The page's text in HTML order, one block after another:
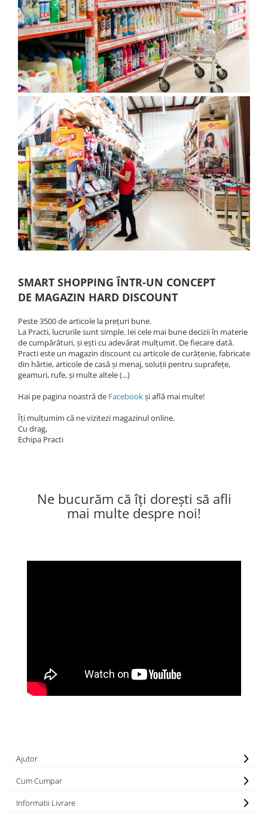
SMART SHOPPING ÎNTR-UN CONCEPT
DE MAGAZIN HARD DISCOUNT
Peste 3500 de articole la prețuri bune.
La Practi, lucrurile sunt simple. Iei cele mai bune decizii în materie
de cumpărături, și ești cu adevărat mulțumit. De fiecare dată.
Practi este un magazin discount cu articole de curățenie, fabricate
din hârtie, articole de casă și menaj, soluții pentru suprafețe,
geamuri, rufe, și multe altele (...)
Hai pe pagina noastră de Facebookși află mai multe!
Îți mulțumim că ne vizitezi magazinul online.
Cu drag,
Echipa Practi
Ne bucurăm că îți dorești să afli
mai multe despre noi!
Ajutor
Cum Cumpar
Informatii Livrare